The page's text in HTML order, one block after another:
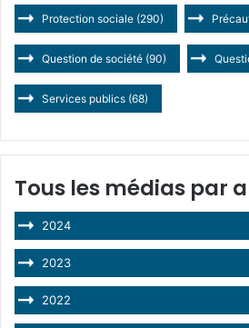
Protection sociale (290)
Question de société (90)
Services publics (68)
Tous les médias par
2024
2023
2022